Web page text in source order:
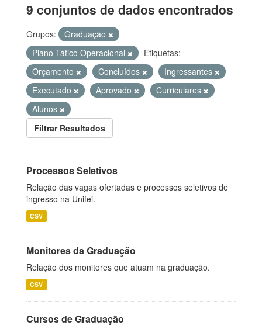
9 conjuntos de dados encontrados
Grupos:
Graduação
Plano Tático Operacional
Etiquetas:
Orçamento
Concluídos
Ingressantes
Executado
Aprovado
Curriculares
Alunos
Filtrar Resultados
Processos Seletivos
Relação das vagas ofertadas e processos seletivos de
ingresso na Unifei.
CSV
Monitores da Graduação
Relação dos monitores que atuam na graduação.
CSV
Cursos de Graduação